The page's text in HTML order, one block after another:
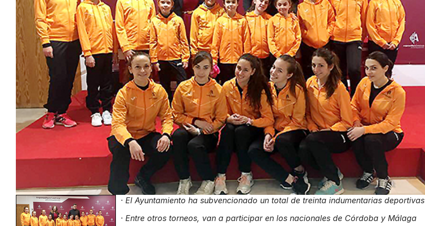
· El Ayuntamiento ha subvencionado un total de treinta indumentarias deportivas
· Entre otros torneos, van a participar en los nacionales de Córdoba y Málaga